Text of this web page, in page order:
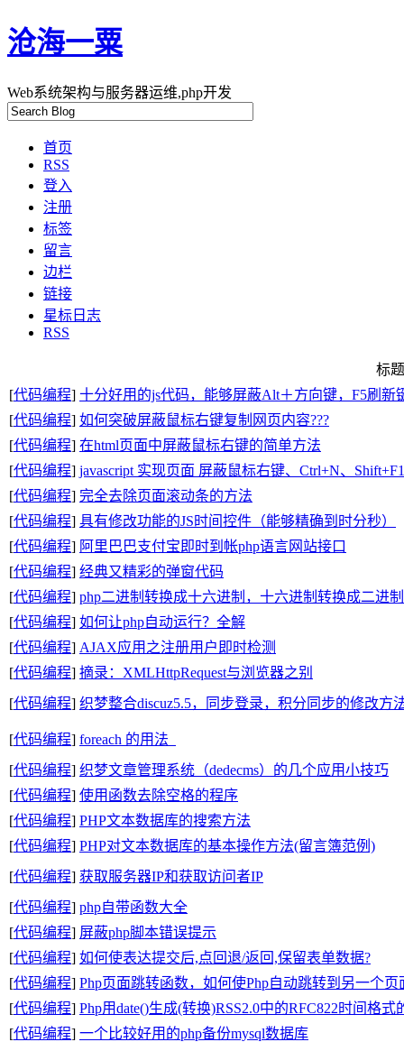
沧海一粟
Web系统架构与服务器运维,php开发
首页
RSS
登入
注册
标签
留言
边栏
链接
星标日志
RSS
标题
[代码编程] 十分好用的js代码，能够屏蔽Alt＋方向键，F5刷新
[代码编程] 如何突破屏蔽鼠标右键复制网页内容???
[代码编程] 在html页面中屏蔽鼠标右键的简单方法
[代码编程] javascript 实现页面 屏蔽鼠标右键、Ctrl+N、
[代码编程] 完全去除页面滚动条的方法
[代码编程] 具有修改功能的JS时间控件（能够精确到时分秒）
[代码编程] 阿里巴巴支付宝即时到帐php语言网站接口
[代码编程] 经典又精彩的弹窗代码
[代码编程] php二进制转换成十六进制，十六进制转换成二进制
[代码编程] 如何让php自动运行？全解
[代码编程] AJAX应用之注册用户即时检测
[代码编程] 摘录：XMLHttpRequest与浏览器之别
[代码编程] 织梦整合discuz5.5，同步登录，积分同步的修改方
[代码编程] foreach 的用法
[代码编程] 织梦文章管理系统（dedecms）的几个应用小技巧
[代码编程] 使用函数去除空格的程序
[代码编程] PHP文本数据库的搜索方法
[代码编程] PHP对文本数据库的基本操作方法(留言簿范例)
[代码编程] 获取服务器IP和获取访问者IP
[代码编程] php自带函数大全
[代码编程] 屏蔽php脚本错误提示
[代码编程] 如何使表达提交后,点回退/返回,保留表单数据?
[代码编程] Php页面跳转函数，如何使Php自动跳转到另一个页
[代码编程] Php用date()生成(转换)RSS2.0中的RFC822时间格式
[代码编程] 一个比较好用的php备份mysql数据库